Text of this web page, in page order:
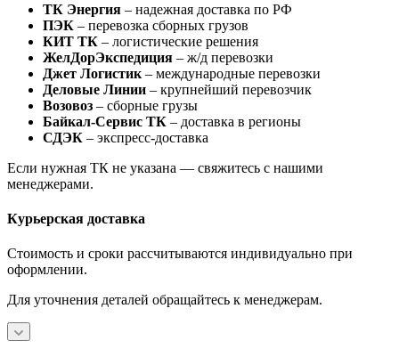
ТК Энергия – надежная доставка по РФ
ПЭК – перевозка сборных грузов
КИТ ТК – логистические решения
ЖелДорЭкспедиция – ж/д перевозки
Джет Логистик – международные перевозки
Деловые Линии – крупнейший перевозчик
Возовоз – сборные грузы
Байкал-Сервис ТК – доставка в регионы
СДЭК – экспресс-доставка
Если нужная ТК не указана — свяжитесь с нашими
менеджерами.
Курьерская доставка
Стоимость и сроки рассчитываются индивидуально при
оформлении.
Для уточнения деталей обращайтесь к менеджерам.